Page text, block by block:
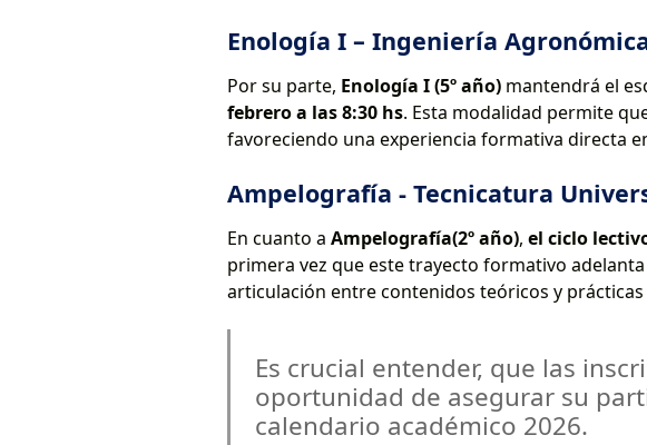
Enología I – Ingeniería
Por su parte, Enología I (5º año) mantendrá el
febrero a las 8:30 hs. Esta modalidad permite
favoreciendo una experiencia formativa directa
Ampelografía - Tecnicatura
En cuanto a Ampelografía(2º año), el ciclo
primera vez que este trayecto formativo
articulación entre contenidos teóricos y
Es crucial entender, que las
oportunidad de asegurar su
calendario académico 2026.